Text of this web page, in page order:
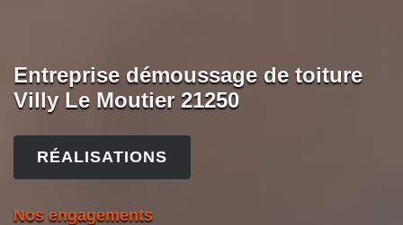
Entreprise démoussage de toiture
Villy Le Moutier 21250
RÉALISATIONS
Nos engagements